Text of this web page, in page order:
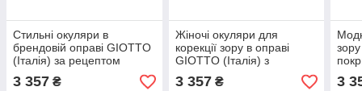
Стильні окуляри в
брендовій оправі GIOTTO
(Італія) за рецептом
(плюс, мінус, астигматика)
3 357 ₴
Жіночі окуляри для
корекції зору в оправі
GIOTTO (Італія) з
HMC,EMI,UV400 плюс/
3 357₴ 3